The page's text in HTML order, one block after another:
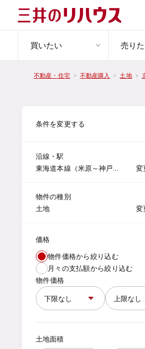
買いたい 売り
不動産・住宅 不動産購入 土地
条件を変更する
沿線・駅
東海道本線（米原～神戸） 山崎
変
物件の種別
土地
変
価格
物件価格から絞り込む
月々の支払額から絞り込む
物件価格
土地面積